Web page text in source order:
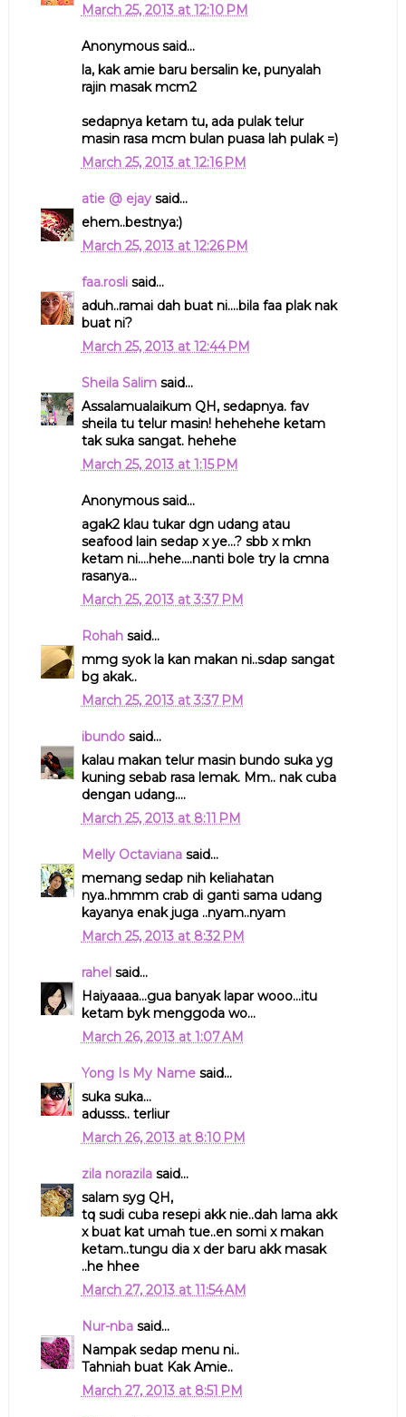
March 25, 2013 at 12:10 PM
Anonymous said...
la, kak amie baru bersalin ke, punyalah
rajin masak mcm2
sedapnya ketam tu, ada pulak telur
masin rasa mcm bulan puasa lah pulak =)
March 25, 2013 at 12:16 PM
atie @ ejaysaid...
ehem..bestnya:)
March 25, 2013 at 12:26 PM
faa.roslisaid...
aduh..ramai dah buat ni....bila faa plak nak
buat ni?
March 25, 2013 at 12:44 PM
Sheila Salimsaid...
Assalamualaikum QH, sedapnya. fav
sheila tu telur masin! hehehehe ketam
tak suka sangat. hehehe
March 25, 2013 at 1:15 PM
Anonymous said...
agak2 klau tukar dgn udang atau
seafood lain sedap x ye...? sbb x mkn
ketam ni....hehe....nanti bole try la cmna
rasanya...
March 25, 2013 at 3:37 PM
Rohahsaid...
mmg syok la kan makan ni..sdap sangat
bg akak..
March 25, 2013 at 3:37 PM
ibundosaid...
kalau makan telur masin bundo suka yg
kuning sebab rasa lemak. Mm.. nak cuba
dengan udang....
March 25, 2013 at 8:11 PM
Melly Octavianasaid...
memang sedap nih keliahatan
nya..hmmm crab di ganti sama udang
kayanya enak juga ..nyam..nyam
March 25, 2013 at 8:32 PM
rahelsaid...
Haiyaaaa...gua banyak lapar wooo...itu
ketam byk menggoda wo...
March 26, 2013 at 1:07 AM
Yong Is My Namesaid...
suka suka...
adusss.. terliur
March 26, 2013 at 8:10 PM
zila norazilasaid...
salam syg QH,
tq sudi cuba resepi akk nie..dah lama akk
x buat kat umah tue..en somi x makan
ketam..tungu dia x der baru akk masak
..he hhee
March 27, 2013 at 11:54 AM
Nur-nbasaid...
Nampak sedap menu ni..
Tahniah buat Kak Amie..
March 27, 2013 at 8:51 PM